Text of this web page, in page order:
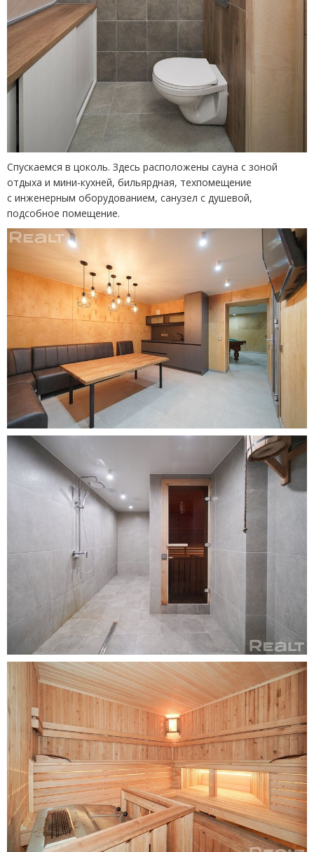
Спускаемся в цоколь. Здесь расположены сауна с зоной
отдыха и мини-кухней, бильярдная, техпомещение
с инженерным оборудованием, санузел с душевой,
подсобное помещение.